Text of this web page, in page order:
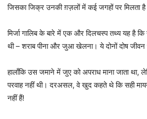
जिसका जिक्र उनकी ग़ज़लों में कई जगहों पर मिलता
मिर्जा गालिब के बारे में एक और दिलचस्प तथ्य यह है कि
थी – शराब पीना और जुआ खेलना। ये दोनों दोष
हालाँकि उस जमाने में जुए को अपराध माना जाता था,
परवाह नहीं थी। दरअसल, वे खुद कहते थे कि सही
नहीं हैं!